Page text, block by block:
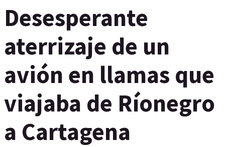
Desesperante
aterrizaje de un
avión en llamas que
viajaba de Ríonegro
a Cartagena